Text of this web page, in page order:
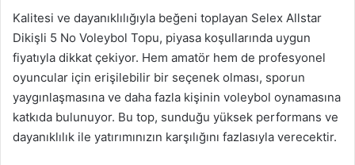
Kalitesi ve dayanıklılığıyla beğeni toplayan Selex Allstar
Dikişli 5 No Voleybol Topu, piyasa koşullarında uygun
fiyatıyla dikkat çekiyor. Hem amatör hem de profesyonel
oyuncular için erişilebilir bir seçenek olması, sporun
yaygınlaşmasına ve daha fazla kişinin voleybol oynamasına
katkıda bulunuyor. Bu top, sunduğu yüksek performans ve
dayanıklılık ile yatırımınızın karşılığını fazlasıyla verecektir.